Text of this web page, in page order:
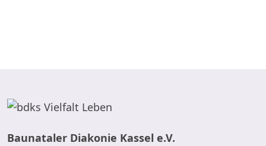
Baunataler Diakonie Kassel e.V.